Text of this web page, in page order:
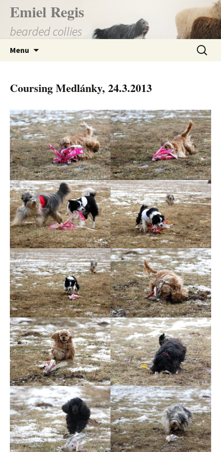
Přejít
obsahu
Emiel Regis
bearded collies
Menu
Coursing Medlánky, 24.3.2013